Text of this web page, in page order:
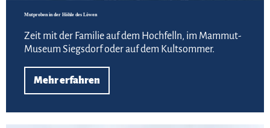
Mutproben in der Höhle des Löwen
Zeit mit der Familie auf dem Hochfelln, im Mammut-
Museum Siegsdorf oder auf dem Kultsommer.
Mehr erfahren